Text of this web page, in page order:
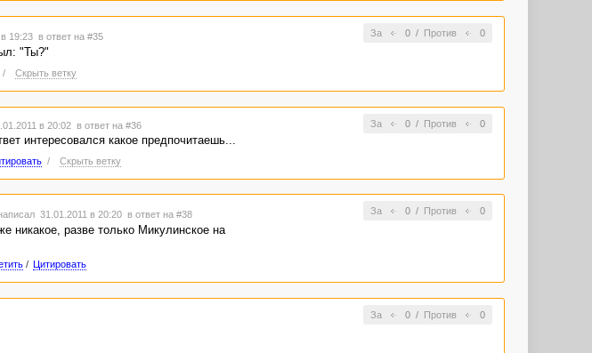
За 0/ Против 0
19:23 в ответ на #35
"Ты?"
/ Скрыть ветку
За 0/ Против 0
в 20:02 в ответ на #36
интересовался какое предпочитаешь...
/ Скрыть ветку
За 0/ Против 0
31.01.2011 в 20:20 в ответ на #38
никакое, разве только Микулинское на
/ Цитировать
За 0/ Против 0